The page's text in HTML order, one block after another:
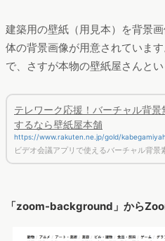
建築用の壁紙（用見本）を背景
体の背景画像が用意されていま
で、さすが本物の壁紙屋さんとい
テレワーク応援！バーチャル背
するなら壁紙屋本舗
https://www.rakuten.ne.jp/gold/
ビデオ会議アプリで使えるバーチャル背景
「zoom-background」から